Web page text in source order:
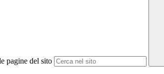
pagine del sito